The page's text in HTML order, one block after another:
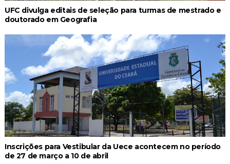
UFC divulga editais de seleção para turmas de mestrado e
doutorado em Geografia
Inscrições para Vestibular da Uece acontecem no período
de 27 de março a 10 de abril